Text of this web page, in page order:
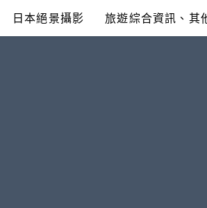
日本絕景攝影 旅遊綜合資訊、其